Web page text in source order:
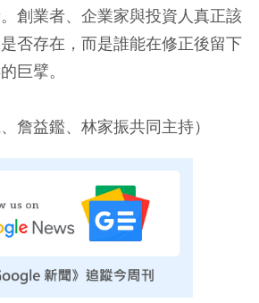
創業者、企業家與投資人真正該
否存在，而是誰能在修正後留下
巨擘。
詹益鑑、林家振共同主持）